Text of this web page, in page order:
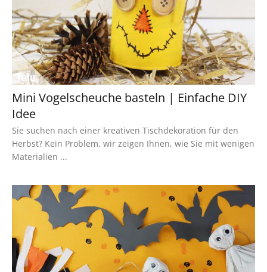
Mini Vogelscheuche basteln | Einfache DIY
Idee
Sie suchen nach einer kreativen Tischdekoration für den
Herbst? Kein Problem, wir zeigen Ihnen, wie Sie mit wenigen
Materialien ...